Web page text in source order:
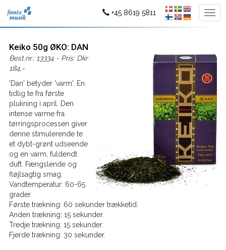
+45 8619 5811
Keiko 50g ØKO: DAN
Best.nr.: 13334 - Pris: Dkr
184,-
'Dan' betyder 'varm'. En
tidlig te fra første
plukning i april. Den
intense varme fra
tørringsprocessen giver
denne stimulerende te
et dybt-grønt udseende
og en varm, fuldendt
duft. Fængslende og
fløjlsagtig smag.
Vandtemperatur: 60-65
grader.
Første trækning: 60 sekunder trækketid.
Anden trækning: 15 sekunder.
Tredje trækning: 15 sekunder.
Fjerde trækning: 30 sekunder.